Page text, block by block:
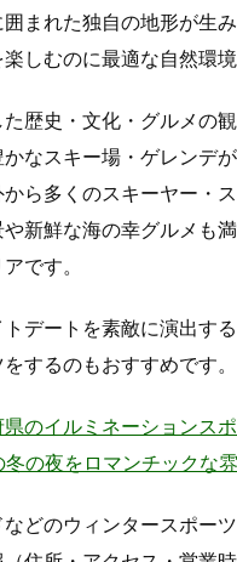
まれた独自の地形が生
しむのに最適な自然環境
歴史・文化・グルメの
なスキー場・ゲレンデ
ら多くのスキーヤー・
新鮮な海の幸グルメも
です。
デートを素敵に演出す
するのもおすすめです。
県のイルミネーション
の夜をロマンチックな
どのウィンタースポー